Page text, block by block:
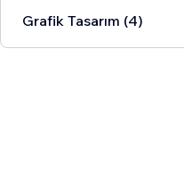
Grafik Tasarım (4)